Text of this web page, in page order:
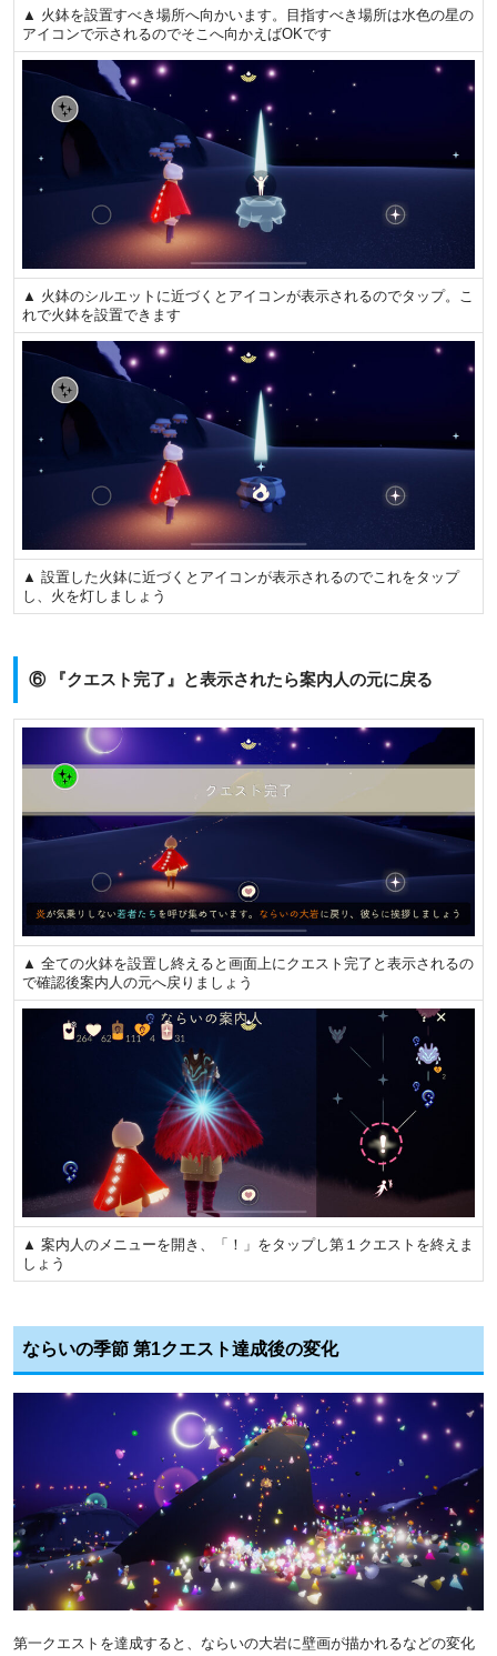
▲ 火鉢を設置すべき場所へ向かいます。目指すべき場所は水色の星の
アイコンで示されるのでそこへ向かえばOKです
▲ 火鉢のシルエットに近づくとアイコンが表示されるのでタップ。こ
れで火鉢を設置できます
▲ 設置した火鉢に近づくとアイコンが表示されるのでこれをタップ
し、火を灯しましょう
⑥ 『クエスト完了』と表示されたら案内人の元に戻る
▲ 全ての火鉢を設置し終えると画面上にクエスト完了と表示されるの
で確認後案内人の元へ戻りましょう
▲ 案内人のメニューを開き、「！」をタップし第１クエストを終えま
しょう
ならいの季節 第1クエスト達成後の変化
第一クエストを達成すると、ならいの大岩に壁画が描かれるなどの変化